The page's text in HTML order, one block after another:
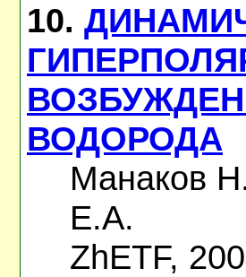
10.
ВОДОРОДА
Манаков
Е.А.
ZhETF,